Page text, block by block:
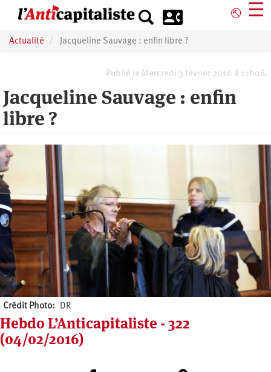
principal
⎋ ☰
Actualité Jacqueline Sauvage : enfin libre ?
Publié le Mercredi 3 février 2016 à 11h08.
Jacqueline Sauvage : enfin
libre ?
Crédit Photo DR
Hebdo L’Anticapitaliste - 322
(04/02/2016)